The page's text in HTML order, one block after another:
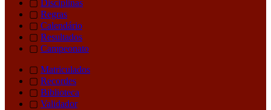
▢ Disciplinas
▢ Regras
▢ Calendário
▢ Resultados
▢ Campeonato
▢ Matriculados
▢ Recordes
▢ Biblioteca
▢ Validador